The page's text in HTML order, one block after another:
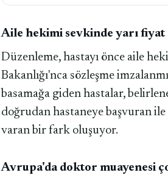
Aile hekimi sevkinde yarı fiyat
Düzenleme, hastayı önce aile
Bakanlığı'nca sözleşme
basamağa giden hastalar,
doğrudan hastaneye başvuran
varan bir fark oluşuyor.
Avrupa'da doktor muayenesi